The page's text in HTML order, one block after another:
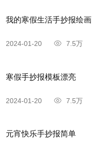
我的寒假生活手抄报绘画
2024-01-20 7.5万
寒假手抄报模板漂亮
2024-01-20 7.5万
元宵快乐手抄报简单